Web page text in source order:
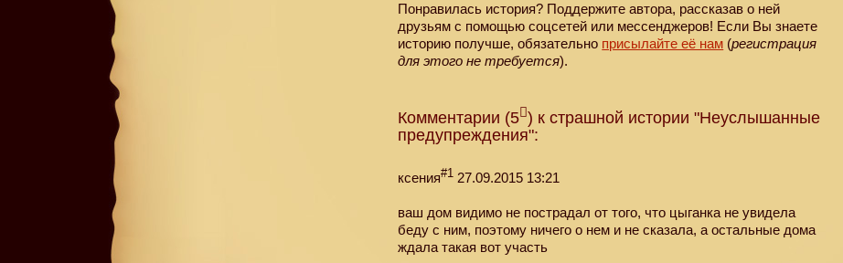
Понравилась история? Поддержите автора, рассказав о ней
друзьям с помощью соцсетей или мессенджеров! Если Вы знаете
историю получше, обязательно присылайте её нам (регистрация
для этого не требуется).
Комментарии (5 ) к страшной истории "Неуслышанные
предупреждения":
ксения#1 27.09.2015 13:21
ваш дом видимо не пострадал от того, что цыганка не увидела
беду с ним, поэтому ничего о нем и не сказала, а остальные дома
ждала такая вот участь